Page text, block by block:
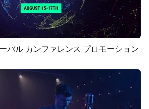
プレビュー AI再生成
バル カンファレンス プロモーション